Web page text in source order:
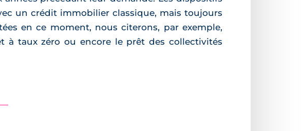
un crédit immobilier classique, mais toujours
en ce moment, nous citerons, par exemple,
à taux zéro ou encore le prêt des collectivités